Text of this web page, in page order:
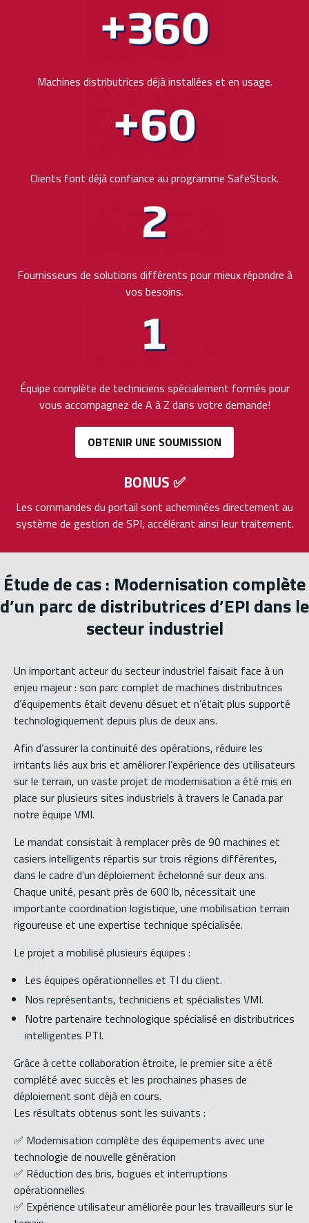
Machines distributrices déjà installées et en usage.
Clients font déjà confiance au programme SafeStock.
Fournisseurs de solutions différents pour mieux répondre à
vos besoins.
Équipe complète de techniciens spécialement formés pour
vous accompagnez de A à Z dans votre demande!
OBTENIR UNE SOUMISSION
BONUS✅
Les commandes du portail sont acheminées directement au
système de gestion de SPI, accélérant ainsi leur traitement.
Étude de cas : Modernisation complète
d’un parc de distributrices d’EPI dans le
secteur industriel
Un important acteur du secteur industriel faisait face à un
enjeu majeur : son parc complet de machines distributrices
d’équipements était devenu désuet et n’était plus supporté
technologiquement depuis plus de deux ans.
Afin d’assurer la continuité des opérations, réduire les
irritants liés aux bris et améliorer l’expérience des utilisateurs
sur le terrain, un vaste projet de modernisation a été mis en
place sur plusieurs sites industriels à travers le Canada par
notre équipe VMI.
Le mandat consistait à remplacer près de 90 machines et
casiers intelligents répartis sur trois régions différentes,
dans le cadre d’un déploiement échelonné sur deux ans.
Chaque unité, pesant près de 600 lb, nécessitait une
importante coordination logistique, une mobilisation terrain
rigoureuse et une expertise technique spécialisée.
Le projet a mobilisé plusieurs équipes :
Les équipes opérationnelles et TI du client.
Nos représentants, techniciens et spécialistes VMI.
Notre partenaire technologique spécialisé en distributrices
intelligentes PTI.
Grâce à cette collaboration étroite, le premier site a été
complété avec succès et les prochaines phases de
déploiement sont déjà en cours.
Les résultats obtenus sont les suivants :
✅ Modernisation complète des équipements avec une
technologie de nouvelle génération
✅ Réduction des bris, bogues et interruptions
opérationnelles
✅ Expérience utilisateur améliorée pour les travailleurs sur le